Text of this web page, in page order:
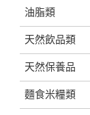
油脂類
天然飲品類
天然保養品
麵食米糧類